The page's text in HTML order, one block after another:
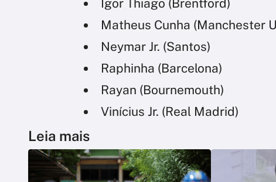
Igor Thiago (Brentford)
Matheus Cunha (Manchester
Neymar Jr. (Santos)
Raphinha (Barcelona)
Rayan (Bournemouth)
Vinícius Jr. (Real Madrid)
Leia mais